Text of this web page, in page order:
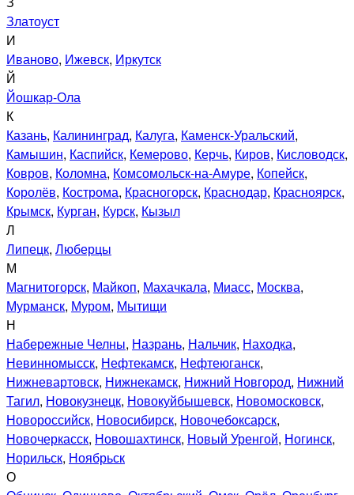
Златоуст
И
Иваново, Ижевск, Иркутск
Й
Йошкар-Ола
К
Казань, Калининград, Калуга, Каменск-Уральский,
Камышин, Каспийск, Кемерово, Керчь, Киров, Кисловодск,
Ковров, Коломна, Комсомольск-на-Амуре, Копейск,
Королёв, Кострома, Красногорск, Краснодар, Красноярск,
Крымск, Курган, Курск, Кызыл
Л
Липецк, Люберцы
М
Магнитогорск, Майкоп, Махачкала, Миасс, Москва,
Мурманск, Муром, Мытищи
Н
Набережные Челны, Назрань, Нальчик, Находка,
Невинномысск, Нефтекамск, Нефтеюганск,
Нижневартовск, Нижнекамск, Нижний Новгород, Нижний
Тагил, Новокузнецк, Новокуйбышевск, Новомосковск,
Новороссийск, Новосибирск, Новочебоксарск,
Новочеркасск, Новошахтинск, Новый Уренгой, Ногинск,
Норильск, Ноябрьск
О